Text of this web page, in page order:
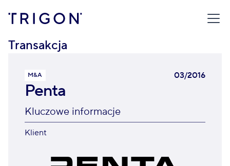
Transakcja
M&A 03/2016
Penta
Kluczowe informacje
Klient